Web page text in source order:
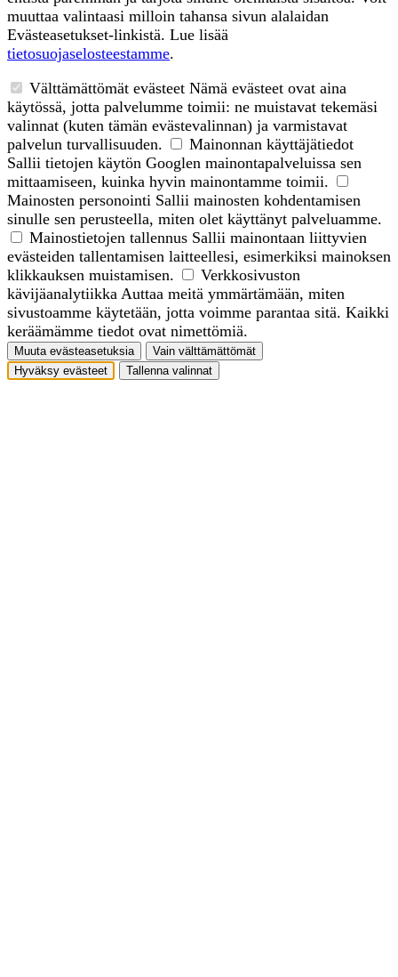
muuttaa valintaasi milloin tahansa sivun alalaidan
Evästeasetukset-linkistä. Lue lisää
tietosuojaselosteestamme.
Välttämättömät evästeet Nämä evästeet ovat aina
käytössä, jotta palvelumme toimii: ne muistavat tekemäsi
valinnat (kuten tämän evästevalinnan) ja varmistavat
palvelun turvallisuuden.
Mainonnan käyttäjätiedot
Sallii tietojen käytön Googlen mainontapalveluissa sen
mittaamiseen, kuinka hyvin mainontamme toimii.
Mainosten personointi Sallii mainosten kohdentamisen
sinulle sen perusteella, miten olet käyttänyt palveluamme.
Mainostietojen tallennus Sallii mainontaan liittyvien
evästeiden tallentamisen laitteellesi, esimerkiksi mainoksen
klikkauksen muistamisen.
Verkkosivuston
kävijäanalytiikka Auttaa meitä ymmärtämään, miten
sivustoamme käytetään, jotta voimme parantaa sitä. Kaikki
keräämämme tiedot ovat nimettömiä.
Muuta evästeasetuksia
Vain välttämättömät
Hyväksy evästeet
Tallenna valinnat